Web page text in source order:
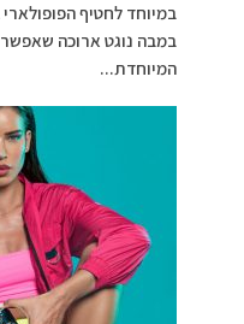
במיוחד לחטיף
במבה נוגט ארוכה
המיוחדת...